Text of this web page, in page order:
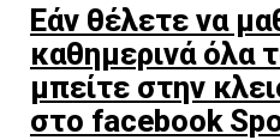
Εάν θέλετε να
καθημερινά όλα
μπείτε στην
στο facebook